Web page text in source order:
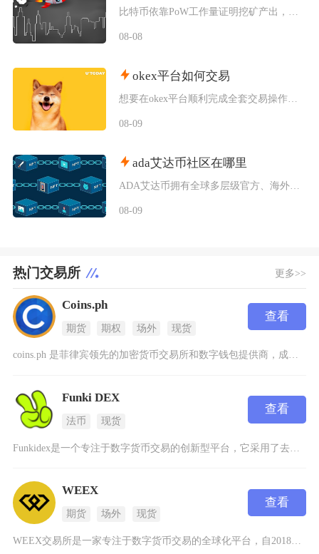
08-08
okex平台如何交易
08-09
ada艾达币社区在哪里
08-09
热门交易所 更多>>
Coins.ph
期货 期权 场外 现货
查看
coins.ph 是菲律宾领先的加密货币交易所和数字钱包提供商，成立于2014年，总部位于
Funki DEX
法币 现货
查看
Funkidex是一个专注于数字货币交易的创新型平台，它采用了去中心化的智能合约技术来确保
WEEX
期货 场外 现货
查看
WEEX交易所是一家专注于数字货币交易的全球化平台，自2018年成立以来，凭借安全、专业和